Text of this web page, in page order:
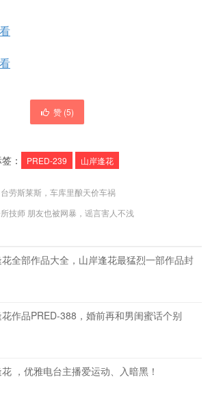
赞 (5)
： PRED-239 山岸逢花
劳斯莱斯，车库里酿天价车祸
技师 朋友也被网暴，谣言害人不浅
全部作品大全，山岸逢花最猛烈一部作品封
作品PRED-388，婚前再和男闺蜜话个别
，优雅电台主播爱运动、入暗黑！